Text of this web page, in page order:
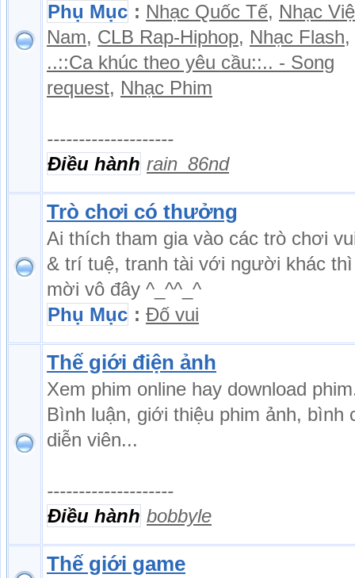
Phụ Mục : Nhạc Quốc Tế, Nhạc
Nam, CLB Rap-Hiphop, Nhạc Flash,
..::Ca khúc theo yêu cầu::.. - Song
request, Nhạc Phim
--------------------
Điều hành rain_86nd
Trò chơi có thưởng
Ai thích tham gia vào các trò chơi
& trí tuệ, tranh tài với người khác
mời vô đây ^_^^_^
Phụ Mục : Đố vui
Thế giới điện ảnh
Xem phim online hay download
Bình luận, giới thiệu phim ảnh, bình
diễn viên...
--------------------
Điều hành bobbyle
Thế giới game